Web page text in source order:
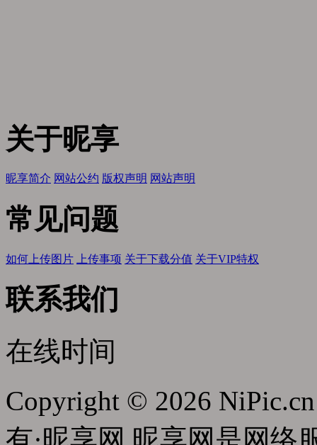
关于昵享
昵享简介 网站公约 版权声明 网站声明
常见问题
如何上传图片 上传事项 关于下载分值 关于VIP特权
联系我们
在线时间
Copyright © 2026